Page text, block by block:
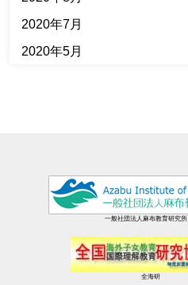
2020年7月
2020年5月
一般社団法人麻布教育研究所
全海研